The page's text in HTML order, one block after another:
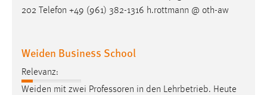
202 Telefon +49 (961) 382-1316 h.rottmann @ oth-aw
Weiden Business School
Relevanz:
Weiden mit zwei Professoren in den Lehrbetrieb. Heute